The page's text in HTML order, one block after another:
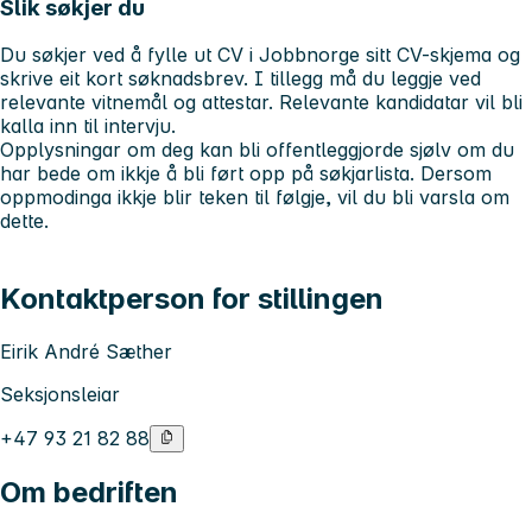
Slik søkjer du
Du søkjer ved å fylle ut CV i Jobbnorge sitt CV-skjema og
skrive eit kort søknadsbrev. I tillegg må du leggje ved
relevante vitnemål og attestar. Relevante kandidatar vil bli
kalla inn til intervju.
Opplysningar om deg kan bli offentleggjorde sjølv om du
har bede om ikkje å bli ført opp på søkjarlista. Dersom
oppmodinga ikkje blir teken til følgje, vil du bli varsla om
dette.
Kontaktperson for stillingen
Eirik André Sæther
Seksjonsleiar
+47 93 21 82 88
Om bedriften